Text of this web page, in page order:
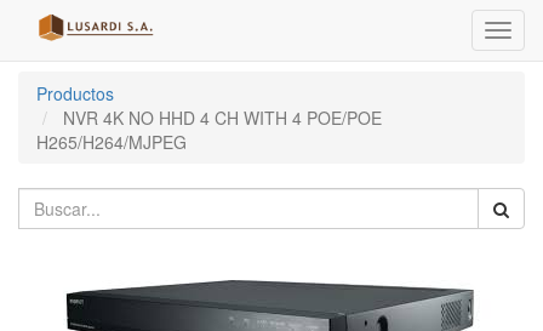
Menú
de
Productos
NVR 4K NO HHD 4 CH WITH 4 POE/POE
H265/H264/MJPEG